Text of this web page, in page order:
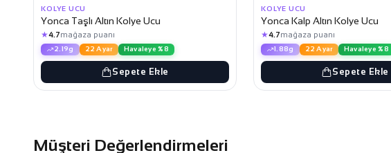
KOLYE UCU
Yonca Taşlı Altın Kolye Ucu
★4.7mağaza puanı
2.19g 22 Ayar Havaleye %8
Sepete Ekle
KOLYE UCU
Yonca Kalp Altın Kolye Ucu
★4.7mağaza puanı
1.88g 22 Ayar Havaleye %8
Sepete Ekle
Müşteri Değerlendirmeleri